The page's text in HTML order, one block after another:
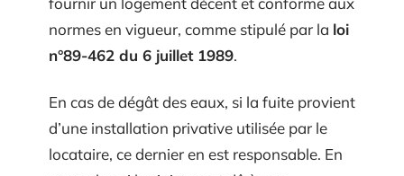
normes en vigueur, comme stipulé par la loi
n°89-462 du 6 juillet 1989.
En cas de dégât des eaux, si la fuite provient
d’une installation privative utilisée par le
locataire, ce dernier en est responsable. En